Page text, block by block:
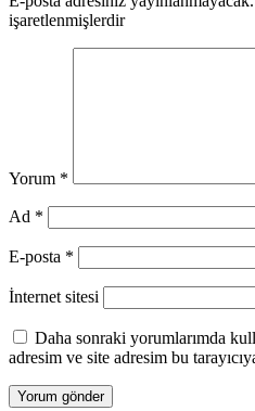
işaretlenmişlerdir
Yorum *
Ad *
E-posta *
İnternet sitesi
Daha sonraki yorumlarımda
adresim ve site adresim bu